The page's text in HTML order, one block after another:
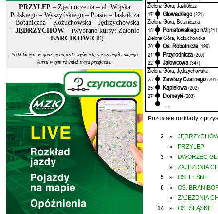
PRZYLEP – Zjednoczenia – al. Wojska
Polskiego – Wyszyńskiego – Ptasia – Jaskółcza
– Botaniczna – Kożuchowska – Jędrzychowska
– JĘDRZYCHÓW – (wybrane kursy: Zatonie
– BARCIKOWICE)
Po kliknięciu w godzinę odjazdu wyświetlą się szczegóły danego
kursu w tym również trasa przejazdu.
Zielona Góra, Jaskółcza
17' Głowackiego (221)
Zielona Góra, Botaniczna
18' Poniatowskiego n/ż
Zielona Góra, Kożuchowska
20' Os. Robotnicze (199)
21'
Przyrodnicza (200)
22'
Jałowcowa (347)
Zielona Góra, Jędrzychowska
23' Zawiszy Czarnego (201)
25'
Kąpielowa (202)
27'
Domeyki (203)
Pozostałe rozkłady z
2 »
»
PRZYLEP
3
» DWORZEC
»
ZAJEZDNIA
5
»
OS. LEŚNE
6
» OS.
»
ZAJEZDNIA
14
»
OS. ŚLĄSKIE